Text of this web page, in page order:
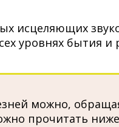
исцеляющих
уровнях бытия
можно,
прочитать